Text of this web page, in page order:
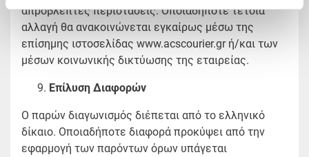
απρόβλεπτες περιστάσεις. Οποιαδήποτε τέτοια
αλλαγή θα ανακοινώνεται εγκαίρως μέσω της
επίσημης ιστοσελίδας www.acscourier.gr ή/και των
μέσων κοινωνικής δικτύωσης της εταιρείας.
Επίλυση Διαφορών
Ο παρών διαγωνισμός διέπεται από το ελληνικό
δίκαιο. Οποιαδήποτε διαφορά προκύψει από την
εφαρμογή των παρόντων όρων υπάγεται